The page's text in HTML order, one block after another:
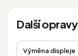
Další
Výměna displeje